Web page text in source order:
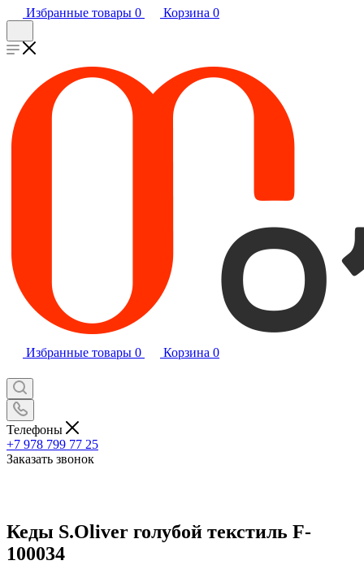
Избранные товары 0 Корзина 0
Избранные товары 0 Корзина 0
Телефоны
+7 978 799 77 25
Заказать звонок
Кеды S.Oliver голубой текстиль F-
100034